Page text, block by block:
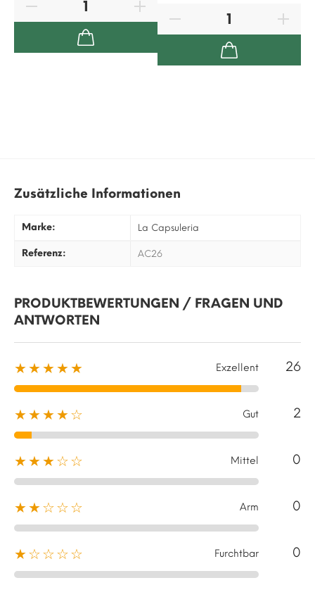
Zusätzliche Informationen
Marke: La Capsuleria
Referenz: AC26
PRODUKTBEWERTUNGEN / FRAGEN UND
ANTWORTEN
★★★★★ Exzellent 26
★★★★☆ Gut 2
★★★☆☆ Mittel 0
★★☆☆☆ Arm 0
★☆☆☆☆ Furchtbar 0